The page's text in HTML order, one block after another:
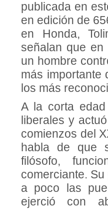
publicada en
en edición de
en Honda,
señalan que en
un hombre
más importante
los más
A la corta
liberales y
comienzos del
habla de que
filósofo,
comerciante.
a poco las
ejerció con